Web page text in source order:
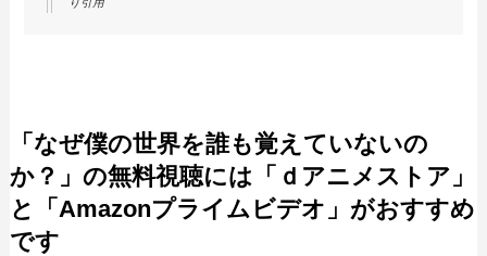
「なぜ僕の世界を誰も覚えていないの
か？」の無料視聴には「ｄアニメストア」
と「Amazonプライムビデオ」がおすすめ
です